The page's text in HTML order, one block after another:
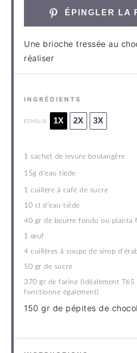
ÉPINGLER LA
Une brioche tressée au
réaliser
INGRÉDIENTS
ÉCHELLE 1X 2X 3X
1 sachet de levure boulangère
15g d’eau tiède
1 cuillère à café de sucre
10 cl d’eau tiède
40 gr de beurre fondu ou planta
1 œuf
4 cuillères à soupe de sirop
50 gr de sucre
370 gr de farine (Idéalement T 65
fonctionne également)
150 gr de pépites de